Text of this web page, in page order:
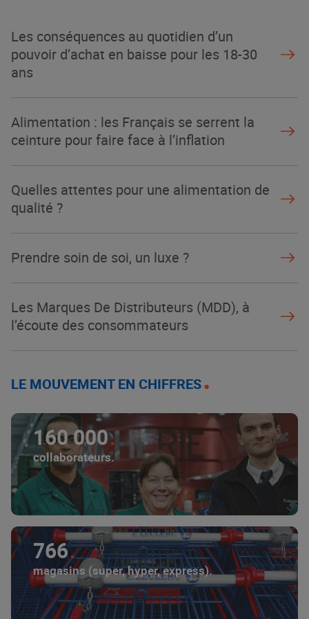
NOTRE MODÈLE
Les conséquences au quotidien d’un
pouvoir d’achat en baisse pour les 18-30
ans
Alimentation : les Français se serrent la
ceinture pour faire face à l’inflation
Quelles attentes pour une alimentation de
qualité ?
Prendre soin de soi, un luxe ?
Les Marques De Distributeurs (MDD), à
l’écoute des consommateurs
LE MOUVEMENT EN CHIFFRES
160 000
collaborateurs.
766
magasins (super, hyper, express).